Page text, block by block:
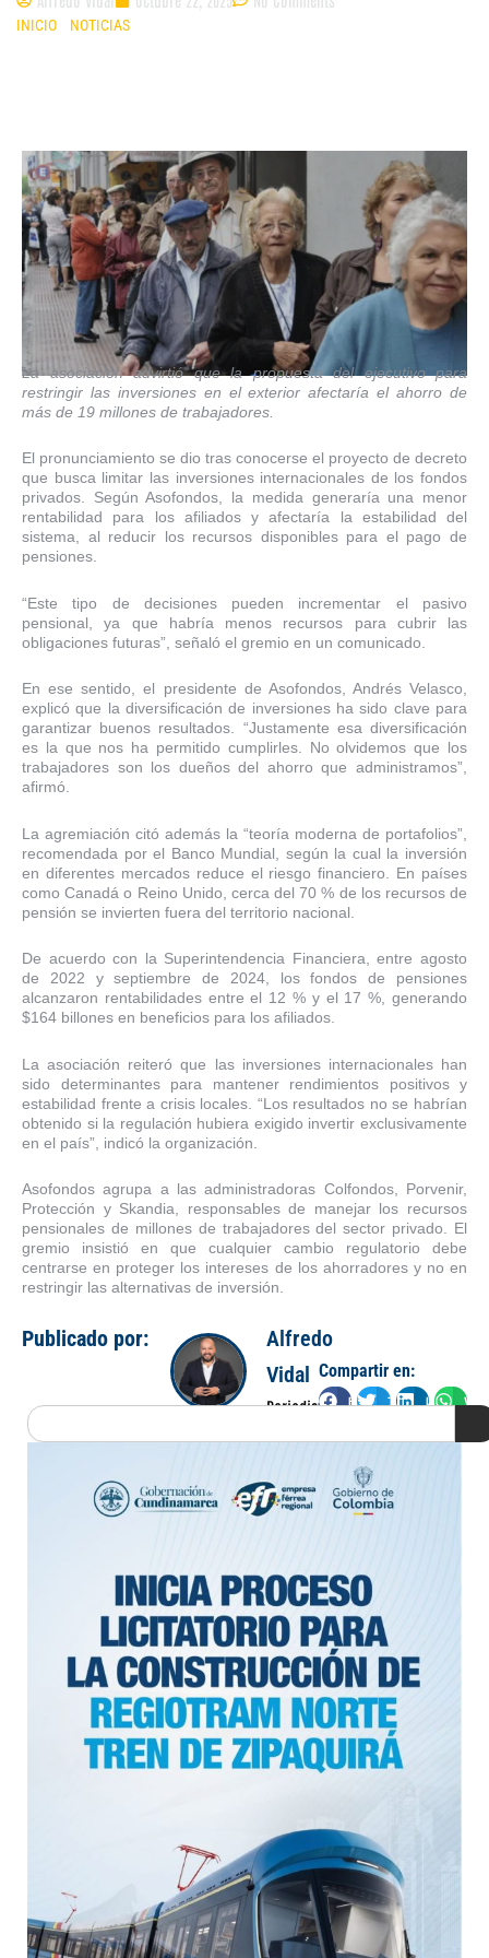
INICIO NOTICIAS
La asociación advirtió que la propuesta del ejecutivo para
restringir las inversiones en el exterior afectaría el ahorro de
más de 19 millones de trabajadores.
El pronunciamiento se dio tras conocerse el proyecto de decreto
que busca limitar las inversiones internacionales de los fondos
privados. Según Asofondos, la medida generaría una menor
rentabilidad para los afiliados y afectaría la estabilidad del
sistema, al reducir los recursos disponibles para el pago de
pensiones.
“Este tipo de decisiones pueden incrementar el pasivo
pensional, ya que habría menos recursos para cubrir las
obligaciones futuras”, señaló el gremio en un comunicado.
En ese sentido, el presidente de Asofondos, Andrés Velasco,
explicó que la diversificación de inversiones ha sido clave para
garantizar buenos resultados. “Justamente esa diversificación
es la que nos ha permitido cumplirles. No olvidemos que los
trabajadores son los dueños del ahorro que administramos”,
afirmó.
La agremiación citó además la “teoría moderna de portafolios”,
recomendada por el Banco Mundial, según la cual la inversión
en diferentes mercados reduce el riesgo financiero. En países
como Canadá o Reino Unido, cerca del 70 % de los recursos de
pensión se invierten fuera del territorio nacional.
De acuerdo con la Superintendencia Financiera, entre agosto
de 2022 y septiembre de 2024, los fondos de pensiones
alcanzaron rentabilidades entre el 12 % y el 17 %, generando
$164 billones en beneficios para los afiliados.
La asociación reiteró que las inversiones internacionales han
sido determinantes para mantener rendimientos positivos y
estabilidad frente a crisis locales. “Los resultados no se habrían
obtenido si la regulación hubiera exigido invertir exclusivamente
en el país”, indicó la organización.
Asofondos agrupa a las administradoras Colfondos, Porvenir,
Protección y Skandia, responsables de manejar los recursos
pensionales de millones de trabajadores del sector privado. El
gremio insistió en que cualquier cambio regulatorio debe
centrarse en proteger los intereses de los ahorradores y no en
restringir las alternativas de inversión.
Publicado por:
Alfredo
Vidal
Periodista
Compartir en:
FacebookTwitterLinkedIn
Search